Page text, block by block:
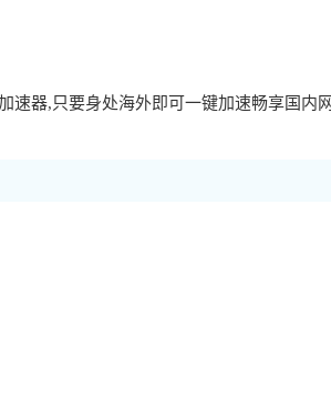
器,只要身处海外即可一键加速畅享国内